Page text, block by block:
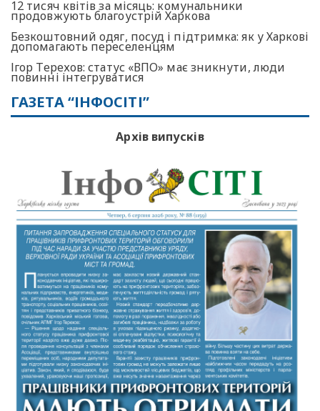
12 тисяч квітів за місяць: комунальники
продовжують благоустрій Харкова
Безкоштовний одяг, посуд і підтримка: як у Харкові
допомагають переселенцям
Ігор Терехов: статус «ВПО» має зникнути, люди
повинні інтегруватися
ГАЗЕТА “ІНФОСІТІ”
Архів випусків